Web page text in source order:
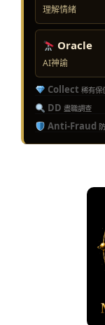
理解情緒
Oracle
AI神諭
Collect 稀有保
DD 盡職調查
Anti-Fraud